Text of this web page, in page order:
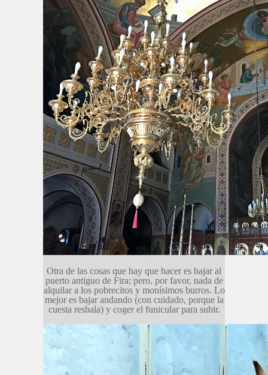
Otra de las cosas que hay que hacer es bajar al
puerto antiguo de Fira; pero, por favor, nada de
alquilar a los pobrecitos y monísimos burros. Lo
mejor es bajar andando (con cuidado, porque la
cuesta resbala) y coger el funicular para subir.